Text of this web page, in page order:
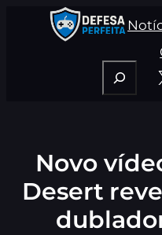
Novo
Desert